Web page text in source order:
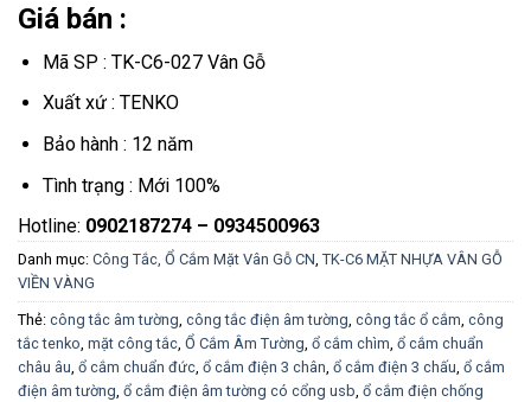
Giá bán :
Mã SP : TK-C6-027 Vân Gỗ
Xuất xứ : TENKO
Bảo hành : 12 năm
Tình trạng : Mới 100%
Hotline: 0902187274 – 0934500963
Danh mục: Công Tắc, Ổ Cắm Mặt Vân Gỗ CN, TK-C6 MẶT NHỰA VÂN GỖ
VIỀN VÀNG
Thẻ: công tắc âm tường, công tắc điện âm tường, công tắc ổ cắm, công
tắc tenko, mặt công tắc, Ổ Cắm Âm Tường, ổ cắm chìm, ổ cắm chuẩn
châu âu, ổ cắm chuẩn đức, ổ cắm điện 3 chân, ổ cắm điện 3 chấu, ổ cắm
điện âm tường, ổ cắm điện âm tường có cổng usb, ổ cắm điện chống